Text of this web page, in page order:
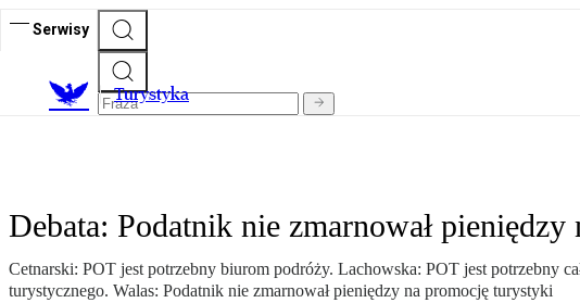
Serwisy
Turystyka
Debata: Podatnik nie zmarnował
Cetnarski: POT jest potrzebny biurom podróży. Lachowska: POT jest potrzebny
turystycznego. Walas: Podatnik nie zmarnował pieniędzy na promocję turystyki